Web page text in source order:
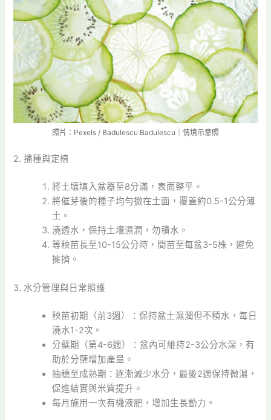
照片：Pexels / Badulescu Badulescu｜情境示意照
2. 播種與定植
將土壤填入盆器至8分滿，表面整平。
將催芽後的種子均勻撒在土面，覆蓋約0.5-1公分薄
土。
澆透水，保持土壤濕潤，勿積水。
等秧苗長至10-15公分時，間苗至每盆3-5株，避免
擁擠。
3. 水分管理與日常照護
秧苗初期（前3週）：保持盆土濕潤但不積水，每日
澆水1-2次。
分蘗期（第4-6週）：盆內可維持2-3公分水深，有
助於分蘗增加產量。
抽穗至成熟期：逐漸減少水分，最後2週保持微濕，
促進結實與米質提升。
每月施用一次有機液肥，增加生長動力。